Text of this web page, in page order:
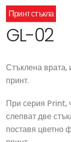
Принт стъкла
GL-02
Стъклена врата,
принт.
При серия Print,
слепват две
поставя цветно